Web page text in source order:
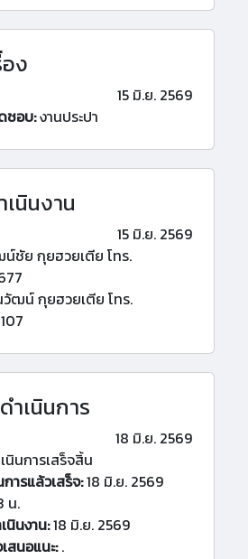
ง
15 มิ.ย. 2569
ชอบ:งานประปา
นินงาน
15 มิ.ย. 2569
น์ชัย กุยฮวยเตีย โทร.
วัฒน์ กุยฮวยเตีย โทร.
ำเนินการ
18 มิ.ย. 2569
นินการเสร็จสิ้น
ารแล้วเสร็จ:18 มิ.ย. 2569
น.
นินงาน:18 มิ.ย. 2569
สนอแนะ:.